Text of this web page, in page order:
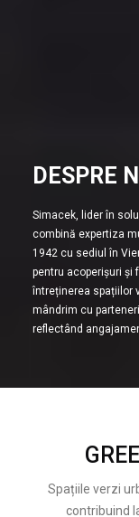
DESPRE
Simacek, lider în
combină expertiza
1942 cu sediul în
pentru acoperișuri și
întreținerea spațiilor
mândrim cu
reflectând
Spațiile verzi
contribuind